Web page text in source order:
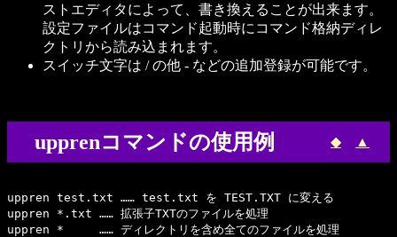
ストエディタによって、書き換えることが出来ます。
設定ファイルはコマンド起動時にコマンド格納ディレ
クトリから読み込まれます。
スイッチ文字は / の他 - などの追加登録が可能です。
upprenコマンドの使用例 ◆ ▲
uppren test.txt …… test.txt を TEST.TXT に変える
uppren *.txt …… 拡張子TXTのファイルを処理
uppren *     …… ディレクトリを含め全てのファイルを処理